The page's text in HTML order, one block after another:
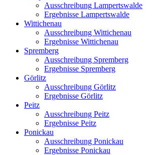
Ausschreibung Lampertswalde
Ergebnisse Lampertswalde
Wittichenau
Ausschreibung Wittichenau
Ergebnisse Wittichenau
Spremberg
Ausschreibung Spremberg
Ergebnisse Spremberg
Görlitz
Ausschreibung Görlitz
Ergebnisse Görlitz
Peitz
Ausschreibung Peitz
Ergebnisse Peitz
Ponickau
Ausschreibung Ponickau
Ergebnisse Ponickau